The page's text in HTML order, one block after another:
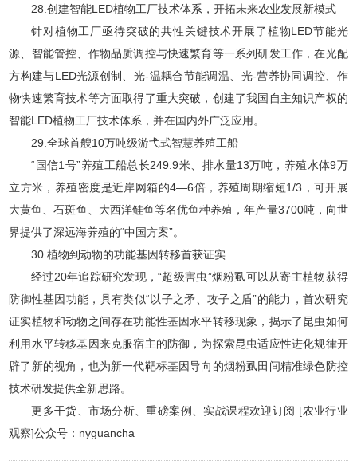
28.创建智能LED植物工厂技术体系，开拓未来农业发展新模式
针对植物工厂亟待突破的共性关键技术开展了植物LED节能光
源、智能管控、作物品质调控与快速繁育等一系列研发工作，在光配
方构建与LED光源创制、光-温耦合节能调温、光-营养协同调控、作
物快速繁育技术等方面取得了重大突破，创建了我国自主知识产权的
智能LED植物工厂技术体系，并在国内外广泛应用。
29.全球首艘10万吨级游弋式智慧养殖工船
“国信1号”养殖工船总长249.9米、排水量13万吨，养殖水体9万
立方米，养殖密度是近岸网箱的4—6倍，养殖周期缩短1/3，可开展
大黄鱼、石斑鱼、大西洋鲑鱼等名优鱼种养殖，年产量3700吨，向世
界提供了深远海养殖的“中国方案”。
30.植物到动物的功能基因转移首获证实
经过20年追踪研究发现，“超级害虫”烟粉虱可以从寄主植物获得
防御性基因功能，具有类似“以子之矛、攻子之盾”的能力，首次研究
证实植物和动物之间存在功能性基因水平转移现象，揭示了昆虫如何
利用水平转移基因来克服宿主的防御，为探索昆虫适应性进化规律开
辟了新的视角，也为新一代靶标基因导向的烟粉虱田间精准绿色防控
技术研发提供全新思路。
更多干货、市场分析、重磅案例、实战课程欢迎订阅 [农业行业
观察]公众号：nyguancha